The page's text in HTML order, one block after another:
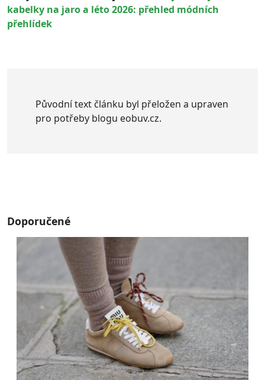
kabelky na jaro a léto 2026: přehled módních
přehlídek
Původní text článku byl přeložen a upraven
pro potřeby blogu eobuv.cz.
Doporučené